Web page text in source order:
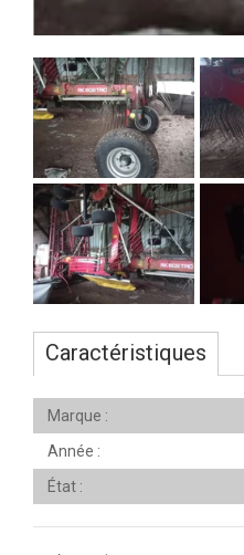
Caractéristiques
Marque
Année
État